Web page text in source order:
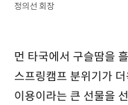
정의선 회장
먼 타국에서 구슬땀을
스프링캠프 분위기가
이용이라는 큰 선물을